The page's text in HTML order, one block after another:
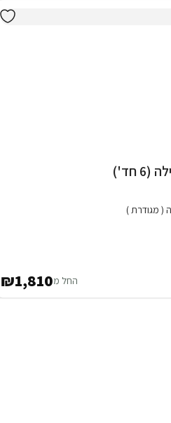
3 צימרים ווילה (6 חד')
( מגודרת )
החל מ₪1,810